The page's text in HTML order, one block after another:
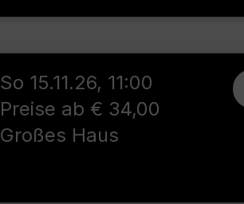
So 15.11.26, 11:00
Preise ab € 34,00
Großes Haus